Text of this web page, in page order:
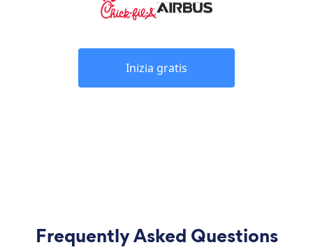
Inizia gratis
Frequently Asked Questions